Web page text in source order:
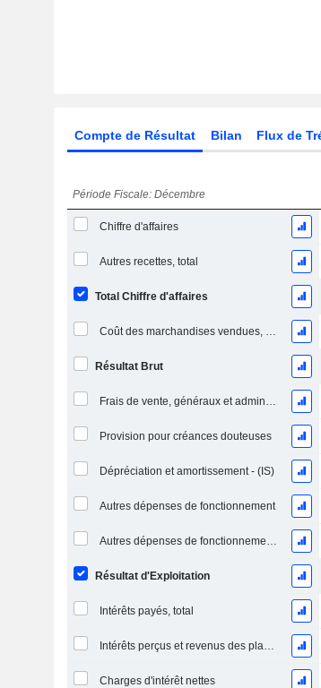
Compte de Résultat Bilan Flux de
Période Fiscale: Décembre
Chiffre d'affaires
Autres recettes, total
Total Chiffre d'affaires
Coût des marchandises vendues, total
Résultat Brut
Frais de vente, généraux et administratifs, total
Provision pour créances douteuses
Dépréciation et amortissement - (IS)
Autres dépenses de fonctionnement
Autres dépenses de fonctionnement, total
Résultat d'Exploitation
Intérêts payés, total
Intérêts perçus et revenus des placements
Charges d'intérêt nettes